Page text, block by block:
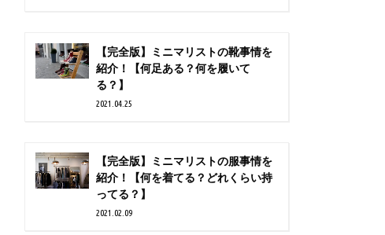
【完全版】ミニマリストの靴事情を
紹介！【何足ある？何を履いて
る？】
2021.04.25
【完全版】ミニマリストの服事情を
紹介！【何を着てる？どれくらい持
ってる？】
2021.02.09